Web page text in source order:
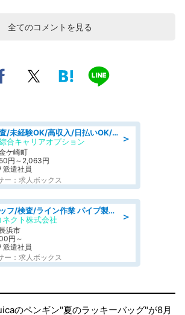
全てのコメントを見る
＞
検品・検査/未経験OK/高収入/日払いOK/交替制/20・30・40代活躍中
合キャリアオプション
ケ崎町
円～2,063円
派遣社員
ー：求人ボックス
＞
製造スタッフ/検査/ライン作業 パイプ製品の加工·検査/日勤/空調完備
クト株式会社
浜市
円～
派遣社員
ー：求人ボックス
のペンギン"夏のラッキーバッグ"が8月